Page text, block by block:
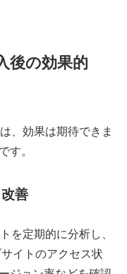
後の効果的
、効果は期待できま
す。
善
を定期的に分析し、
イトのアクセス状